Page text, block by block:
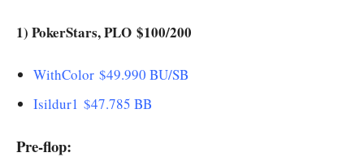
1) PokerStars, PLO $100/200
WithColor $49.990 BU/SB
Isildur1 $47.785 BB
Pre-flop: